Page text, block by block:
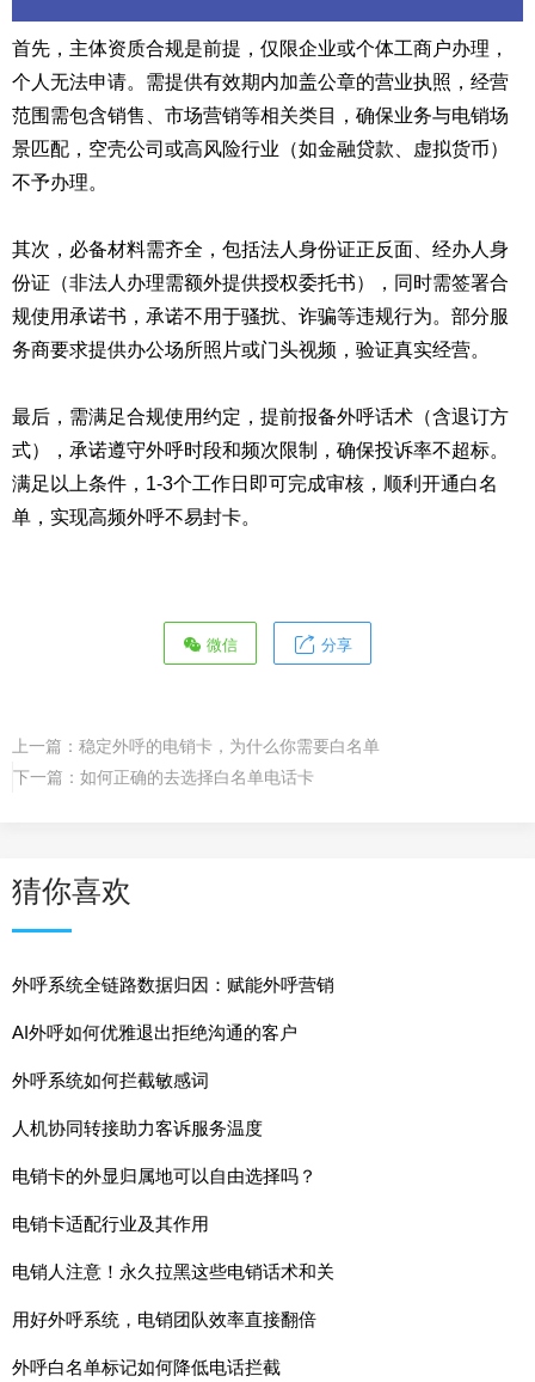
首先，主体资质合规是前提，仅限企业或个体工商户办理，
个人无法申请。需提供有效期内加盖公章的营业执照，经营
范围需包含销售、市场营销等相关类目，确保业务与电销场
景匹配，空壳公司或高风险行业（如金融贷款、虚拟货币）
不予办理。
其次，必备材料需齐全，包括法人身份证正反面、经办人身
份证（非法人办理需额外提供授权委托书），同时需签署合
规使用承诺书，承诺不用于骚扰、诈骗等违规行为。部分服
务商要求提供办公场所照片或门头视频，验证真实经营。
最后，需满足合规使用约定，提前报备外呼话术（含退订方
式），承诺遵守外呼时段和频次限制，确保投诉率不超标。
满足以上条件，1-3个工作日即可完成审核，顺利开通白名
单，实现高频外呼不易封卡。
微信 分享
上一篇： 稳定外呼的电销卡，为什么你需要白名单
下一篇： 如何正确的去选择白名单电话卡
猜你喜欢
外呼系统全链路数据归因：赋能外呼营销
AI外呼如何优雅退出拒绝沟通的客户
外呼系统如何拦截敏感词
人机协同转接助力客诉服务温度
电销卡的外显归属地可以自由选择吗？
电销卡适配行业及其作用
电销人注意！永久拉黑这些电销话术和关
用好外呼系统，电销团队效率直接翻倍
外呼白名单标记如何降低电话拦截